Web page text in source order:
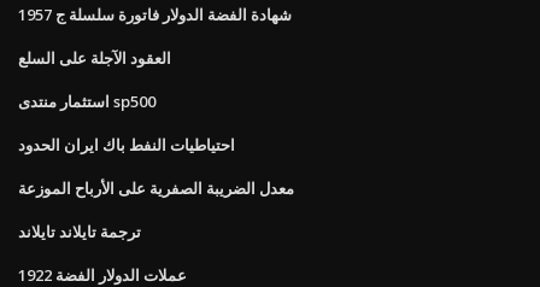
1957 شهادة الفضة الدولار فاتورة سلسلة ج
العقود الآجلة على السلع
استثمار منتدى sp500
احتياطيات النفط باك ايران الحدود
معدل الضريبة الصفرية على الأرباح الموزعة
ترجمة تايلاند تايلاند
عملات الدولار الفضة 1922